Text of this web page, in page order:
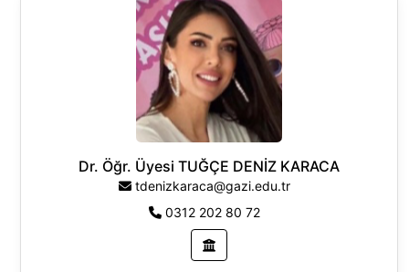
Yüksekokulu, Acil Yardım ve Afet Yönetimi Bölümü, Türkiye
Araştırma Alanları
Halk Sağlığı
İş Sağlığı
Epidemiyoloji
Acil Tıp
Dr. Öğr. Üyesi TUĞÇE DENİZ KARACA
tdenizkaraca@gazi.edu.tr
0312 202 80 72